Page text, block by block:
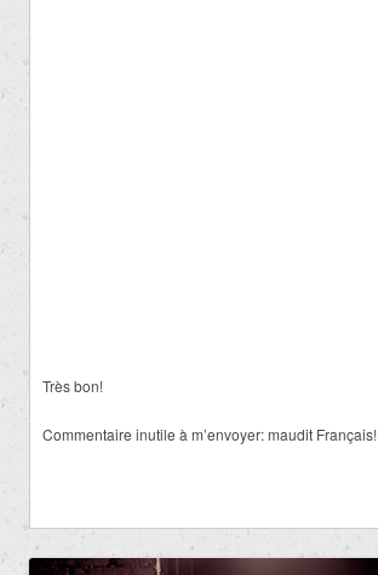
Très bon!
Commentaire inutile à m’envoyer: maudit Français!